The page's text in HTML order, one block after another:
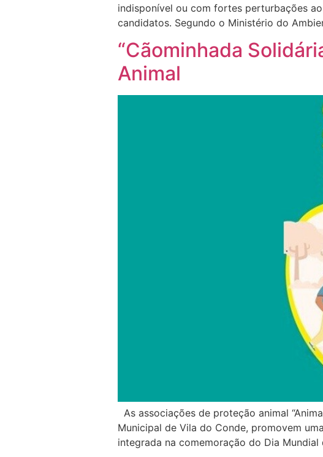
indisponível ou com fortes perturbações
candidatos. Segundo o Ministério do
“Cãominhada
Animal
As associações de proteção animal
Municipal de Vila do Conde, promovem
integrada na comemoração do Dia